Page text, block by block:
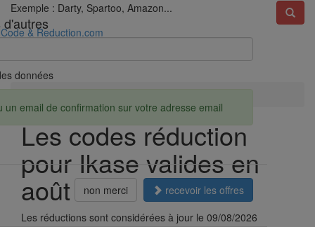
Exemple : Darty, Spartoo, Amazon...
Code & Reduction.com
Les codes réduction
pour Ikase valides en
août 2026
Les réductions sont considérées à jour le 09/08/2026
données
email de confirmation sur votre adresse email
non merci recevoir les offres